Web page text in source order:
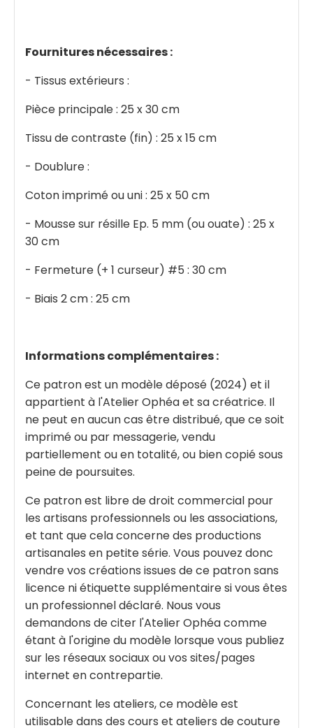
Fournitures nécessaires :
- Tissus extérieurs :
Pièce principale : 25 x 30 cm
Tissu de contraste (fin) : 25 x 15 cm
- Doublure :
Coton imprimé ou uni : 25 x 50 cm
- Mousse sur résille Ep. 5 mm (ou ouate) : 25 x
30 cm
- Fermeture (+ 1 curseur) #5 : 30 cm
- Biais 2 cm : 25 cm
Informations complémentaires :
Ce patron est un modèle déposé (2024) et il
appartient à l'Atelier Ophéa et sa créatrice. Il
ne peut en aucun cas être distribué, que ce soit
imprimé ou par messagerie, vendu
partiellement ou en totalité, ou bien copié sous
peine de poursuites.
Ce patron est libre de droit commercial pour
les artisans professionnels ou les associations,
et tant que cela concerne des productions
artisanales en petite série. Vous pouvez donc
vendre vos créations issues de ce patron sans
licence ni étiquette supplémentaire si vous êtes
un professionnel déclaré. Nous vous
demandons de citer l'Atelier Ophéa comme
étant à l'origine du modèle lorsque vous publiez
sur les réseaux sociaux ou vos sites/pages
internet en contrepartie.
Concernant les ateliers, ce modèle est
utilisable dans des cours et ateliers de couture